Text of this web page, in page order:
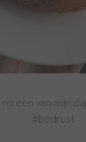
nu een van mijn
#bedrust